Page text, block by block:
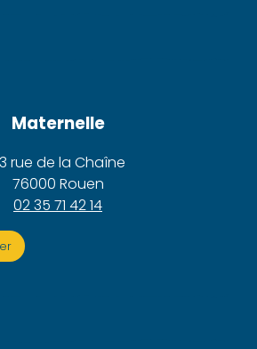
Maternelle
rue de la Chaîne
76000 Rouen
02 35 71 42 14